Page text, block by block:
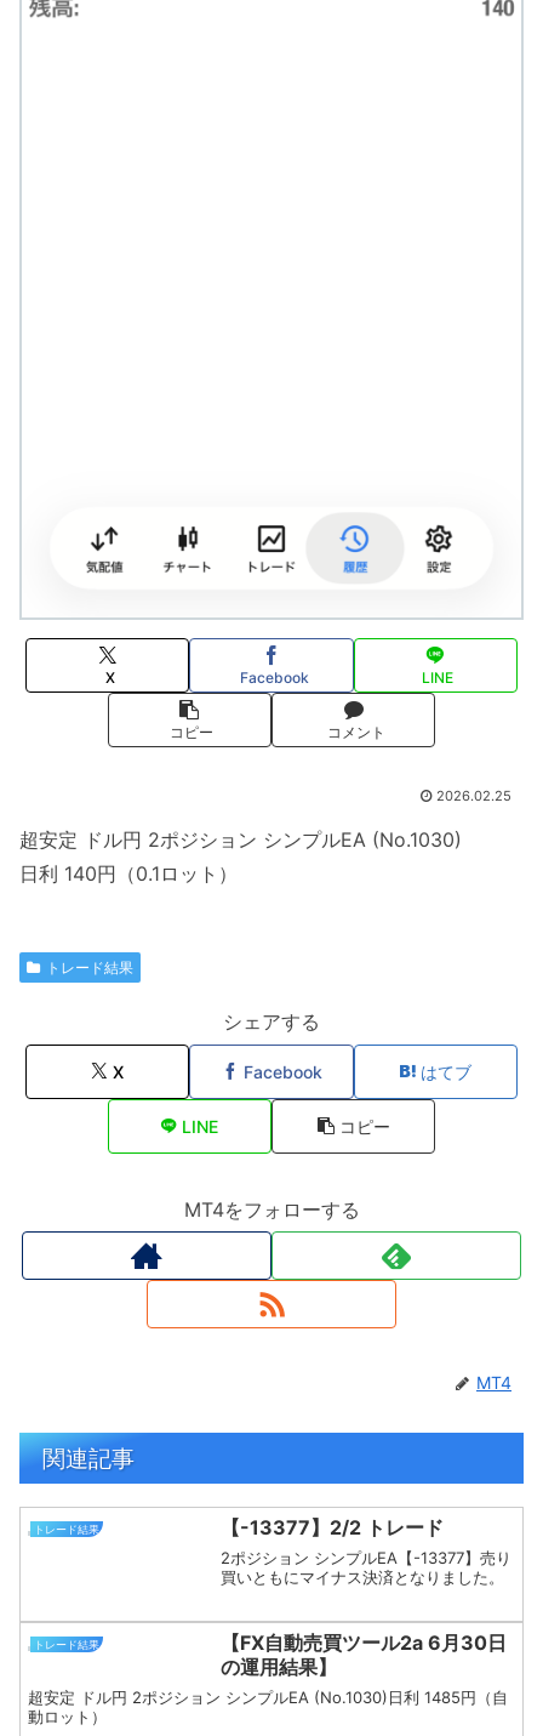
X Facebook LINE
コピー コメント
2026.02.25
超安定 ドル円 2ポジション シンプルEA (No.1030)
日利 140円（0.1ロット）
トレード結果
シェアする
X Facebook はてブ
LINE コピー
MT4をフォローする
MT4
関連記事
トレード結果 【-13377】2/2 トレード
2ポジション シンプルEA【-13377】売り
買いともにマイナス決済となりました。
トレード結果
【FX自動売買ツール2a 6月30日
の運用結果】
超安定 ドル円 2ポジション シンプルEA (No.1030)日利 1485円（自
動ロット）